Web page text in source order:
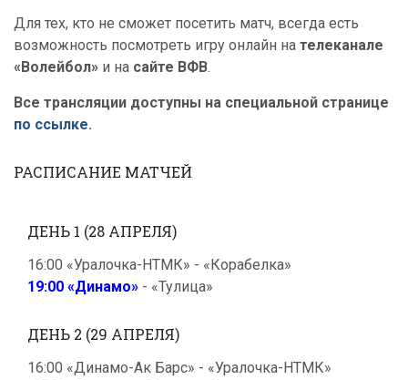
Для тех, кто не сможет посетить матч, всегда есть
возможность посмотреть игру онлайн на телеканале
«Волейбол» и на сайте ВФВ.
Все трансляции доступны на специальной странице
по ссылке.
РАСПИСАНИЕ МАТЧЕЙ
ДЕНЬ 1 (28 АПРЕЛЯ)
16:00 «Уралочка-НТМК» - «Корабелка»
19:00 «Динамо» - «Тулица»
ДЕНЬ 2 (29 АПРЕЛЯ)
16:00 «Динамо-Ак Барс» - «Уралочка-НТМК»